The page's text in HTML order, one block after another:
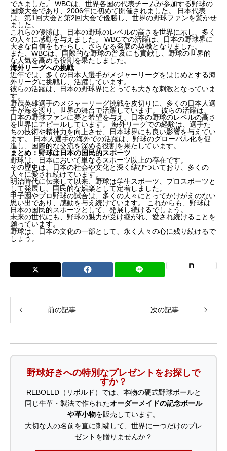
できました。 WBCは、世界各国の代表チームが参加する野球の
国際大会であり、2006年に初めて開催されました。 日本代表
は、第1回大会と第2回大会で優勝し、世界の野球ファンを驚かせ
ました。
これらの優勝は、日本の野球のレベルの高さを世界に示し、多く
の人々に感動を与えました。 WBCでの活躍は、日本の野球界に
大きな自信をもたらし、さらなる発展の契機となりました。
また、WBCは、国際的な野球の普及にも貢献し、野球の世界的
な人気を高める役割を果たしました。
海外リーグへの挑戦
近年では、多くの日本人選手がメジャーリーグをはじめとする海
外リーグに挑戦し、活躍しています。
彼らの活躍は、日本の野球界にとっても大きな刺激となっていま
す。
野茂英雄選手のメジャーリーグ挑戦を皮切りに、多くの日本人選
手が海を渡り、世界の舞台で活躍しています。 彼らの活躍は、
日本の野球ファンに夢と希望を与え、日本の野球のレベルの高さ
を世界にアピールしています。 海外リーグでの経験は、選手た
ちの技術や精神力を向上させ、日本球界にも良い影響を与えてい
ます。 日本人選手の海外での活躍は、野球のグローバル化を促
進し、国際的な交流を深める役割を果たしています。
まとめ：野球は日本の国民的スポーツ
野球は、日本において単なるスポーツ以上の存在です。
その歴史は、日本の社会や文化と深く結びついており、多くの
人々に愛され続けています。
明治時代に伝来して以来、野球は学生スポーツ、プロスポーツと
して発展し、国民的な娯楽として定着しました。
甲子園やプロ野球の試合は、多くの人々にとってかけがえのない
思い出であり、感動を与え続けています。 これからも、野球は
日本の国民的スポーツとして、発展し続けるでしょう。
未来の世代にも、野球の魅力が受け継がれ、愛され続けることを
願っています。
野球は、日本の文化の一部として、永く人々の心に残り続けるで
しょう。
前の記事 次の記事
野球好きへの特別なプレゼントをお探しで
すか？
REBOLLD（リボルド）では、本物の硬式野球ボールと
同じ牛革・製法で作られたオーダーメイドの記念ボール
や革小物を販売しています。
大切な人の名前を直に刺繍して、世界に一つだけのプレ
ゼントを贈りませんか？